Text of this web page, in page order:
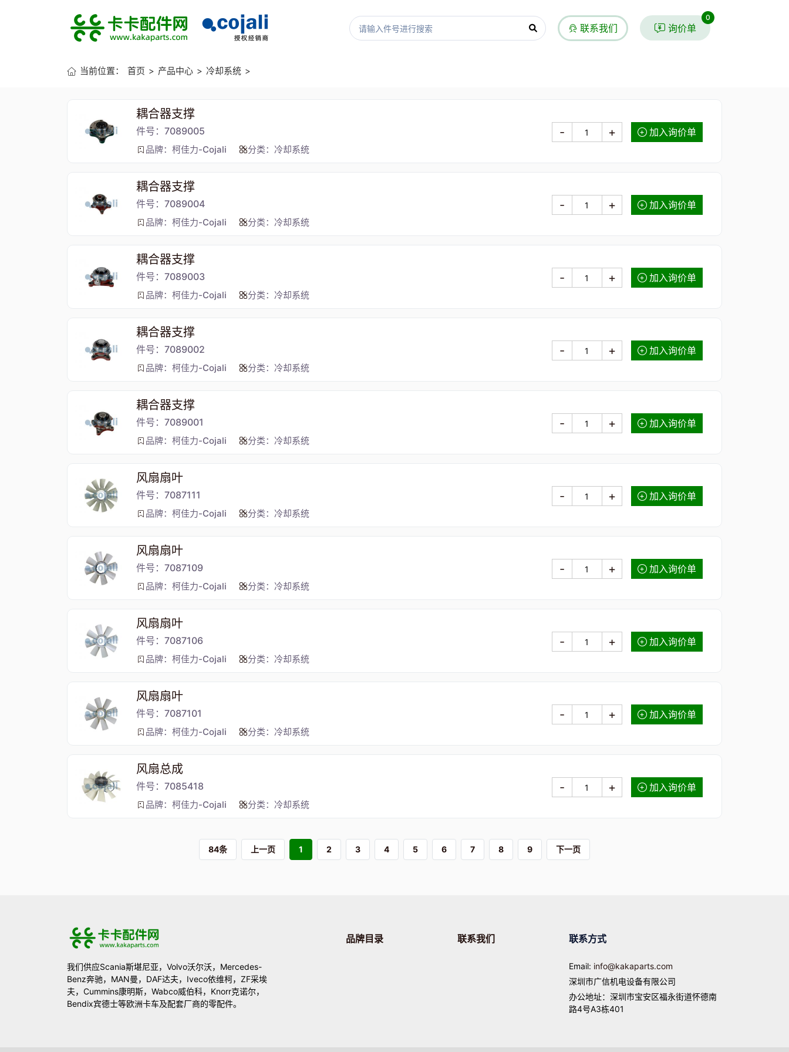
联系我们 询价单
0
当前位置： 首页 > 产品中心 > 冷却系统 >
耦合器支撑
件号：7089005
品牌：柯佳力-Cojali 分类：冷却系统
- + 加入询价单
耦合器支撑
件号：7089004
品牌：柯佳力-Cojali 分类：冷却系统
- + 加入询价单
耦合器支撑
件号：7089003
品牌：柯佳力-Cojali 分类：冷却系统
- + 加入询价单
耦合器支撑
件号：7089002
品牌：柯佳力-Cojali 分类：冷却系统
- + 加入询价单
耦合器支撑
件号：7089001
品牌：柯佳力-Cojali 分类：冷却系统
- + 加入询价单
风扇扇叶
件号：7087111
品牌：柯佳力-Cojali 分类：冷却系统
- + 加入询价单
风扇扇叶
件号：7087109
品牌：柯佳力-Cojali 分类：冷却系统
- + 加入询价单
风扇扇叶
件号：7087106
品牌：柯佳力-Cojali 分类：冷却系统
- + 加入询价单
风扇扇叶
件号：7087101
品牌：柯佳力-Cojali 分类：冷却系统
- + 加入询价单
风扇总成
件号：7085418
品牌：柯佳力-Cojali 分类：冷却系统
- + 加入询价单
84条 上一页 1 2 3 4 5 6 7 8 9 下一页
我们供应Scania斯堪尼亚，Volvo沃尔沃，Mercedes-
Benz奔驰，MAN曼，DAF达夫，Iveco依维柯，ZF采埃
夫，Cummins康明斯，Wabco威伯科，Knorr克诺尔，
Bendix宾德士等欧洲卡车及配套厂商的零配件。
品牌目录 联系我们 联系方式
Email: info@kakaparts.com
深圳市广信机电设备有限公司
办公地址：深圳市宝安区福永街道怀德南
路4号A3栋401